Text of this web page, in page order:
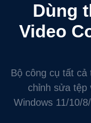
Dùng
Video
Bộ công cụ tất cả
chỉnh sửa tệp
Windows 11/10/